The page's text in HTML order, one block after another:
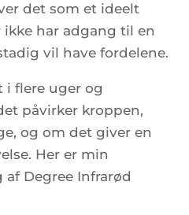
det som et ideelt
har adgang til en
vil have fordelene.
flere uger og
påvirker kroppen,
og om det giver en
Her er min
Degree Infrarød